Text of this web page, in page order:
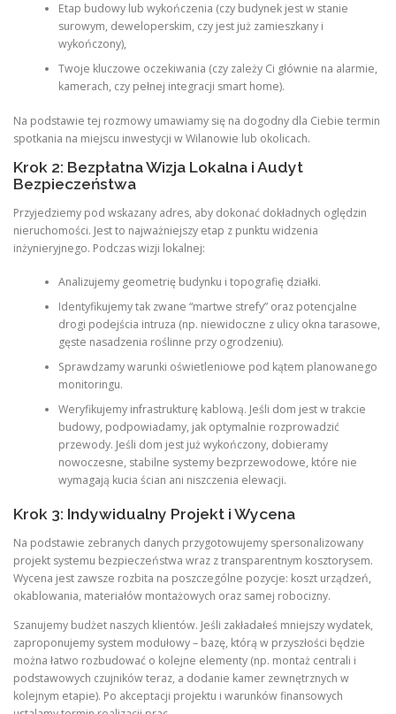
Etap budowy lub wykończenia (czy budynek jest w stanie
surowym, deweloperskim, czy jest już zamieszkany i
wykończony),
Twoje kluczowe oczekiwania (czy zależy Ci głównie na alarmie,
kamerach, czy pełnej integracji smart home).
Na podstawie tej rozmowy umawiamy się na dogodny dla Ciebie termin
spotkania na miejscu inwestycji w Wilanowie lub okolicach.
Krok 2: Bezpłatna Wizja Lokalna i Audyt
Bezpieczeństwa
Przyjedziemy pod wskazany adres, aby dokonać dokładnych oględzin
nieruchomości. Jest to najważniejszy etap z punktu widzenia
inżynieryjnego. Podczas wizji lokalnej:
Analizujemy geometrię budynku i topografię działki.
Identyfikujemy tak zwane “martwe strefy” oraz potencjalne
drogi podejścia intruza (np. niewidoczne z ulicy okna tarasowe,
gęste nasadzenia roślinne przy ogrodzeniu).
Sprawdzamy warunki oświetleniowe pod kątem planowanego
monitoringu.
Weryfikujemy infrastrukturę kablową. Jeśli dom jest w trakcie
budowy, podpowiadamy, jak optymalnie rozprowadzić
przewody. Jeśli dom jest już wykończony, dobieramy
nowoczesne, stabilne systemy bezprzewodowe, które nie
wymagają kucia ścian ani niszczenia elewacji.
Krok 3: Indywidualny Projekt i Wycena
Na podstawie zebranych danych przygotowujemy spersonalizowany
projekt systemu bezpieczeństwa wraz z transparentnym kosztorysem.
Wycena jest zawsze rozbita na poszczególne pozycje: koszt urządzeń,
okablowania, materiałów montażowych oraz samej robocizny.
Szanujemy budżet naszych klientów. Jeśli zakładałeś mniejszy wydatek,
zaproponujemy system modułowy – bazę, którą w przyszłości będzie
można łatwo rozbudować o kolejne elementy (np. montaż centrali i
podstawowych czujników teraz, a dodanie kamer zewnętrznych w
kolejnym etapie). Po akceptacji projektu i warunków finansowych